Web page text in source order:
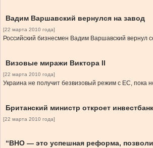
Вадим Варшавский вернулся на завод
[22 марта 2010 года]
Российский бизнесмен Вадим Варшавский вернул
Визовые миражи Виктора ІІ
[22 марта 2010 года]
Украина не получит безвизовый режим с ЕС, пока
Британский министр откроет инвестбанк
[22 марта 2010 года]
“ВНО — это успешная реформа,